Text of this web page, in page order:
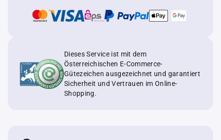
Dieses Service ist mit dem
Österreichischen E-Commerce-
Gütezeichen ausgezeichnet und garantiert
Sicherheit und Vertrauen im Online-
Shopping.